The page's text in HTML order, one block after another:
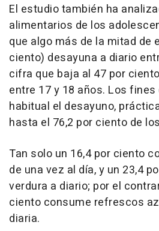
El estudio también ha
alimentarios de los
que algo más de la mitad de
ciento) desayuna a diario
cifra que baja al 47 por
entre 17 y 18 años. Los
habitual el desayuno,
hasta el 76,2 por ciento de
Tan solo un 16,4 por ciento
de una vez al día, y un 23,4
verdura a diario; por el
ciento consume refrescos
diaria.